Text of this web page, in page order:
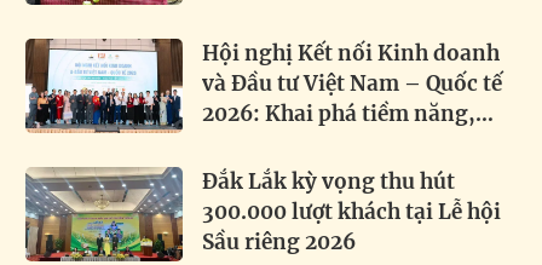
Hội nghị Kết nối Kinh doanh
và Đầu tư Việt Nam – Quốc tế
2026: Khai phá tiềm năng,
Đắk Lắk kỳ vọng thu hút
300.000 lượt khách tại Lễ hội
Sầu riêng 2026